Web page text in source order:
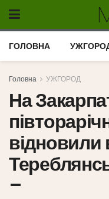
ГОЛОВНА
Головна УЖГОРОД
На
відновили
–